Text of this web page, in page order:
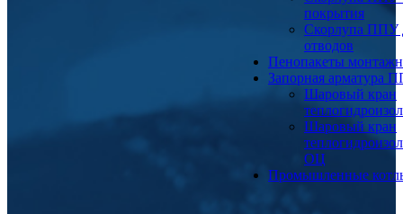
покрытия
Скорлупа ППУ
отводов
Пенопакеты
Запорная арматура
Шаровый кран
Шаровый кран
ОЦ
Промышленные